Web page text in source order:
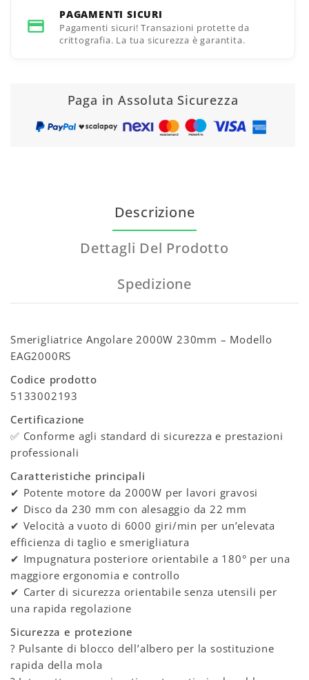
PAGAMENTI SICURI
Pagamenti sicuri! Transazioni protette da
crittografia. La tua sicurezza è garantita.
Paga in Assoluta Sicurezza
Descrizione
Dettagli Del Prodotto
Spedizione
Smerigliatrice Angolare 2000W 230mm – Modello
EAG2000RS
Codice prodotto
5133002193
Certificazione
✅ Conforme agli standard di sicurezza e prestazioni
professionali
Caratteristiche principali
✔ Potente motore da 2000W per lavori gravosi
✔ Disco da 230 mm con alesaggio da 22 mm
✔ Velocità a vuoto di 6000 giri/min per un’elevata
efficienza di taglio e smerigliatura
✔ Impugnatura posteriore orientabile a 180° per una
maggiore ergonomia e controllo
✔ Carter di sicurezza orientabile senza utensili per
una rapida regolazione
Sicurezza e protezione
? Pulsante di blocco dell’albero per la sostituzione
rapida della mola